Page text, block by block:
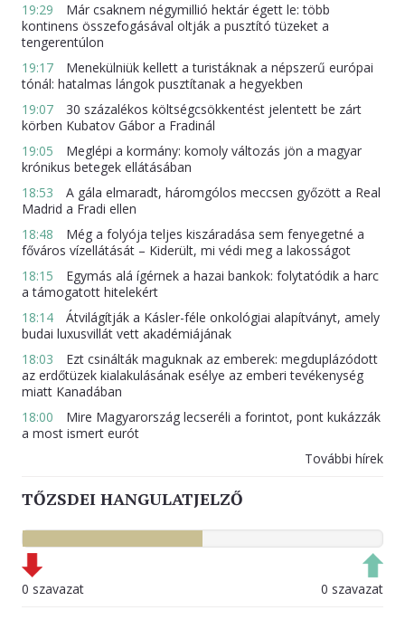
19:29
Már csaknem négymillió hektár égett le: több
kontinens összefogásával oltják a pusztító tüzeket a
tengerentúlon
19:17
Menekülniük kellett a turistáknak a népszerű európai
tónál: hatalmas lángok pusztítanak a hegyekben
19:07
30 százalékos költségcsökkentést jelentett be zárt
körben Kubatov Gábor a Fradinál
19:05
Meglépi a kormány: komoly változás jön a magyar
krónikus betegek ellátásában
18:53
A gála elmaradt, háromgólos meccsen győzött a Real
Madrid a Fradi ellen
18:48
Még a folyója teljes kiszáradása sem fenyegetné a
főváros vízellátását – Kiderült, mi védi meg a lakosságot
18:15
Egymás alá ígérnek a hazai bankok: folytatódik a harc
a támogatott hitelekért
18:14
Átvilágítják a Kásler-féle onkológiai alapítványt, amely
budai luxusvillát vett akadémiájának
18:03
Ezt csinálták maguknak az emberek: megduplázódott
az erdőtüzek kialakulásának esélye az emberi tevékenység
miatt Kanadában
18:00
Mire Magyarország lecseréli a forintot, pont kukázzák
a most ismert eurót
További hírek
TŐZSDEI HANGULATJELZŐ
0 szavazat 0 szavazat